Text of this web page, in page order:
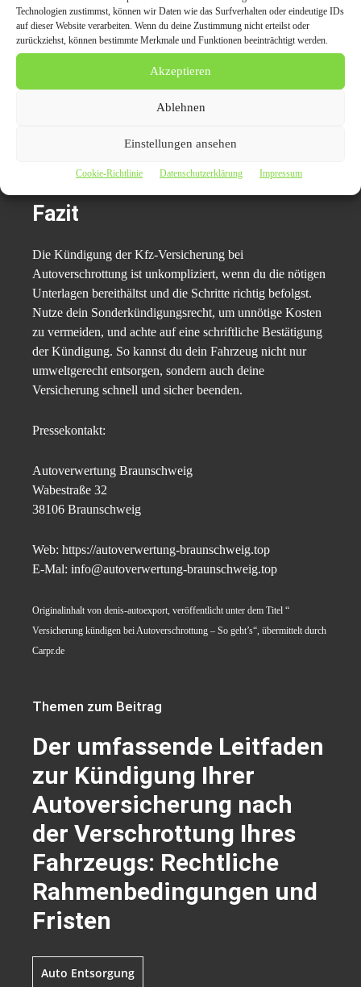
Technologien zustimmst, können wir Daten wie das Surfverhalten oder eindeutige IDs
auf dieser Website verarbeiten. Wenn du deine Zustimmung nicht erteilst oder
zurückziehst, können bestimmte Merkmale und Funktionen beeinträchtigt werden.
Akzeptieren
Ablehnen
Einstellungen ansehen
Cookie-Richtlinie Datenschutzerklärung Impressum
Lesebestätigung, um einen Nachweis zu haben.
Bewahre alle Dokumente, insbesondere die
Kündigungsbestätigung und den
Verwertungsnachweis, sicher auf.
deine alte Versicherung ggf. übertragen oder neu
Fazit
Die Kündigung der Kfz-Versicherung bei
Autoverschrottung ist unkompliziert, wenn du die nötigen
Unterlagen bereithältst und die Schritte richtig befolgst.
Nutze dein Sonderkündigungsrecht, um unnötige Kosten
zu vermeiden, und achte auf eine schriftliche Bestätigung
der Kündigung. So kannst du dein Fahrzeug nicht nur
umweltgerecht entsorgen, sondern auch deine
Versicherung schnell und sicher beenden.
Pressekontakt:
Autoverwertung Braunschweig
Wabestraße 32
38106 Braunschweig
Web: https://autoverwertung-braunschweig.top
E-Mal: info@autoverwertung-braunschweig.top
Originalinhalt von denis-autoexport, veröffentlicht unter dem Titel “
Versicherung kündigen bei Autoverschrottung – So geht’s“, übermittelt durch
Carpr.de
Themen zum Beitrag
Der umfassende Leitfaden
zur Kündigung Ihrer
Autoversicherung nach
der Verschrottung Ihres
Fahrzeugs: Rechtliche
Rahmenbedingungen und
Fristen
Auto Entsorgung